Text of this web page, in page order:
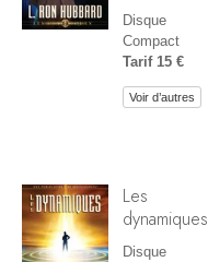
Disque
Compact
Tarif 15 €
Voir d’autres
Les
dynamiques
Disque